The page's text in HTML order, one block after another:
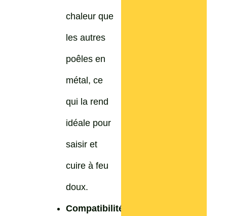
chaleur que
les autres
poêles en
métal, ce
qui la rend
idéale pour
saisir et
cuire à feu
doux.
Compatibilité